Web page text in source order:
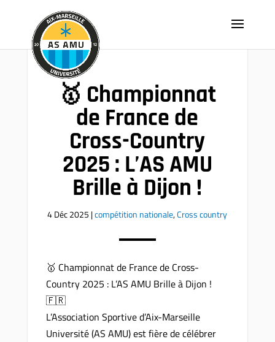
🥇 Championnat
de France de
Cross-Country
2025 : L’AS AMU
Brille à Dijon !
4 Déc 2025 |compétition nationale,Cross country
🥇 Championnat de France de Cross-
Country 2025 : L’AS AMU Brille à Dijon !
🇫🇷
L’Association Sportive d’Aix-Marseille
Université (AS AMU) est fière de célébrer